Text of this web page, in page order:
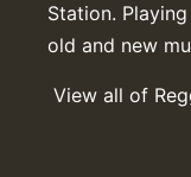
Station.
old and new
View all of